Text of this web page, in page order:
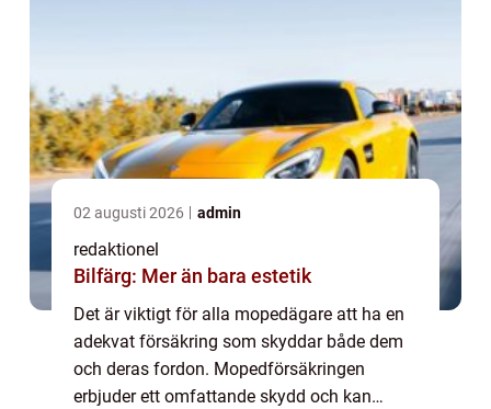
02 augusti 2026 admin
redaktionel
Bilfärg: Mer än bara estetik
Det är viktigt för alla mopedägare att ha en
adekvat försäkring som skyddar både dem
och deras fordon. Mopedförsäkringen
erbjuder ett omfattande skydd och kan